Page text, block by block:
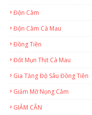
Độn Cằm
Độn Cằm Cà Mau
Đồng Tiền
Đốt Mụn Thịt Cà Mau
Gia Tăng Độ Sâu Đồng Tiền
Giảm Mỡ Nọng Cằm
GIẢM CÂN